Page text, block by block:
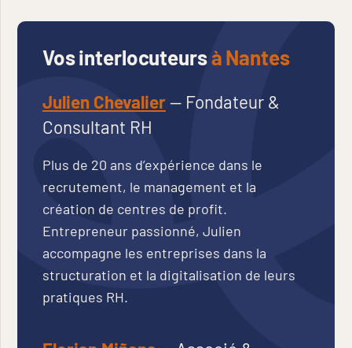
Vos interlocuteursà Nantes
Julien Chevalier— Fondateur &
Consultant RH
Plus de 20 ans d’expérience dans le
recrutement, le management et la
création de centres de profit.
Entrepreneur passionné, Julien
accompagne les entreprises dans la
structuration et la digitalisation de leurs
pratiques RH.